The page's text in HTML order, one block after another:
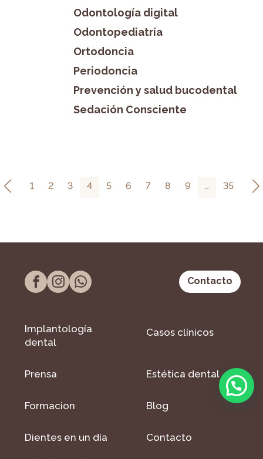
Odontología digital
Odontopediatría
Ortodoncia
Periodoncia
Prevención y salud bucodental
Sedación Consciente
1 2 3 4 5 6 7 8 9 … 35
Contacto
Implantología
dental
Casos clínicos
Prensa Estética dental
Formacion Blog
Dientes en un día Contacto